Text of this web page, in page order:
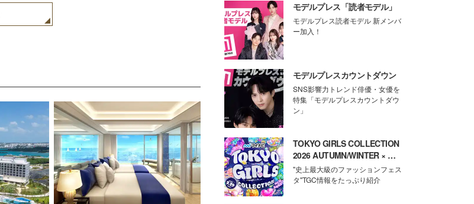
モデルプレス「読者モデル」
モデルプレス読者モデル 新メンバ
ー加入！
モデルプレスカウントダウン
SNS影響力トレンド俳優・女優を
特集「モデルプレスカウントダウ
ン」
TOKYO GIRLS COLLECTION
2026 AUTUMN/WINTER × モ
デルプレス
"史上最大級のファッションフェス
タ"TGC情報をたっぷり紹介